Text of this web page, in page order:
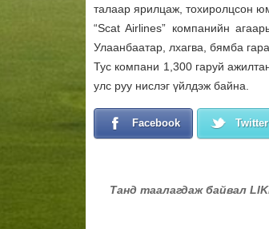
талаар ярилцаж, тохиролцсон
“Scat Airlines” компанийн
Улаанбаатар, лхагва, бямба
Тус компани 1,300 гаруй
улс руу нислэг үйлдэж байна.
Facebook Twitter
Танд таалагдаж байвал